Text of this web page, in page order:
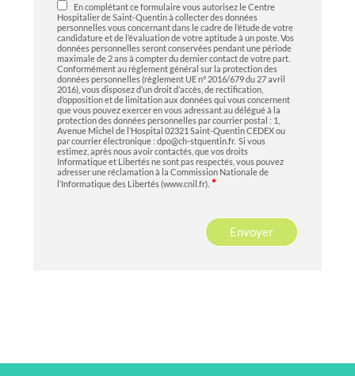
En complétant ce formulaire vous autorisez le Centre
Hospitalier de Saint-Quentin à collecter des données
personnelles vous concernant dans le cadre de l’étude de votre
candidature et de l’évaluation de votre aptitude à un poste. Vos
données personnelles seront conservées pendant une période
maximale de 2 ans à compter du dernier contact de votre part.
Conformément au règlement général sur la protection des
données personnelles (règlement UE n° 2016/679 du 27 avril
2016), vous disposez d’un droit d’accès, de rectification,
d’opposition et de limitation aux données qui vous concernent
que vous pouvez exercer en vous adressant au délégué à la
protection des données personnelles par courrier postal : 1,
Avenue Michel de l’Hospital 02321 Saint-Quentin CEDEX ou
par courrier électronique : dpo@ch-stquentin.fr. Si vous
estimez, après nous avoir contactés, que vos droits
Informatique et Libertés ne sont pas respectés, vous pouvez
adresser une réclamation à la Commission Nationale de
l’Informatique des Libertés (www.cnil.fr). *
Envoyer